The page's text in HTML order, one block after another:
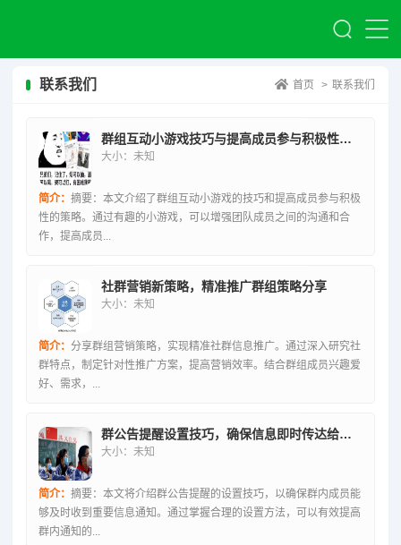
联系我们 首页 > 联系我们
群组互动小游戏技巧与提高成员参与积极性的策略
大小：未知
简介： 摘要：本文介绍了群组互动小游戏的技巧和提高成员参与积极
性的策略。通过有趣的小游戏，可以增强团队成员之间的沟通和合
作，提高成员...
社群营销新策略，精准推广群组策略分享
大小：未知
简介： 分享群组营销策略，实现精准社群信息推广。通过深入研究社
群特点，制定针对性推广方案，提高营销效率。结合群组成员兴趣爱
好、需求，...
群公告提醒设置技巧，确保信息即时传达给成员
大小：未知
简介： 摘要：本文将介绍群公告提醒的设置技巧，以确保群内成员能
够及时收到重要信息通知。通过掌握合理的设置方法，可以有效提高
群内通知的...